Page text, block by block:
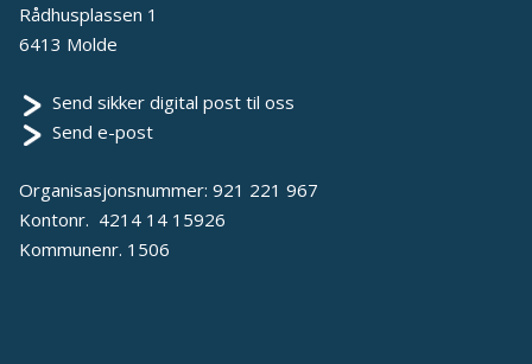
Rådhusplassen 1
6413 Molde
Send sikker digital post til oss
Send e-post
Organisasjonsnummer: 921 221 967
Kontonr. 4214 14 15926
Kommunenr. 1506